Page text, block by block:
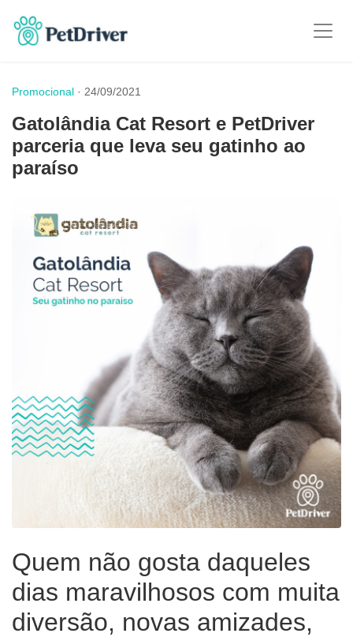
Promocional · 24/09/2021
Gatolândia Cat Resort e PetDriver
parceria que leva seu gatinho ao
paraíso
Quem não gosta daqueles
dias maravilhosos com muita
diversão, novas amizades,